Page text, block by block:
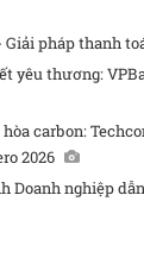
pháp thanh
yêu thương:
carbon:
2026
Doanh nghiệp